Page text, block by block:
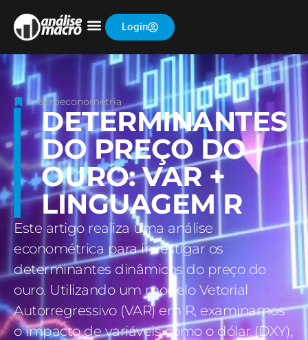
Login
Macroeconometria
DETERMINANTES
DO PREÇO DO
OURO: VAR +
LINGUAGEM R
Este artigo realiza uma análise
econométrica para investigar os
determinantes dinâmicos do preço do
ouro. Utilizando um modelo Vetorial
Autorregressivo (VAR) em R, examinamos
o impacto de variáveis como o dólar (DXY),